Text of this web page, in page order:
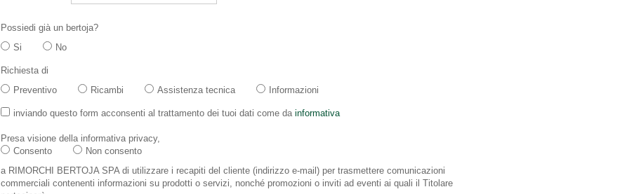
Possiedi già un bertoja?
Si
No
Richiesta di
Preventivo
Ricambi Assistenza tecnica Informazioni
inviando questo form acconsenti al trattamento dei tuoi dati come da informativa
Presa visione della informativa privacy,
Consento
Non consento
a RIMORCHI BERTOJA SPA di utilizzare i recapiti del cliente (indirizzo e-mail) per trasmettere comunicazioni
commerciali contenenti informazioni su prodotti o servizi, nonché promozioni o inviti ad eventi ai quali il Titolare